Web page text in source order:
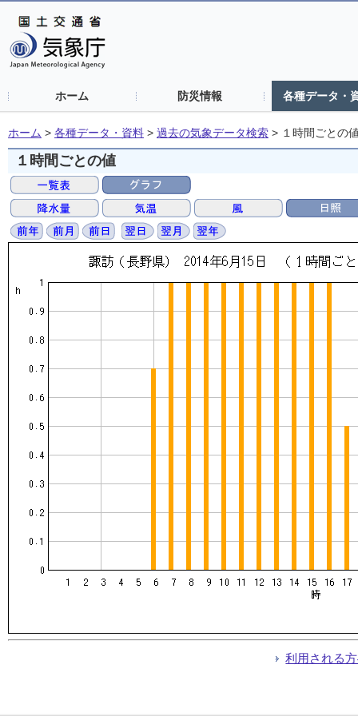
ホーム 防災情報 各種データ・
ホーム > 各種データ・資料 > 過去の気象データ検索 > １時間ごとの
１時間ごとの値
利用される